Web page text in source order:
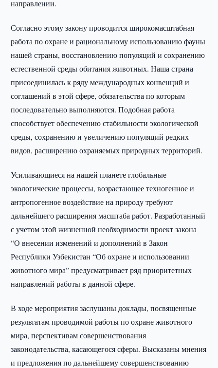
направлении.
Согласно этому закону проводится широкомасштабная
работа по охране и рациональному использованию фауны
нашей страны, восстановлению популяций и сохранению
естественной среды обитания животных. Наша страна
присоединилась к ряду международных конвенций и
соглашений в этой сфере, обязательства по которым
последовательно выполняются. Подобная работа
способствует обеспечению стабильности экологической
среды, сохранению и увеличению популяций редких
видов, расширению охраняемых природных территорий.
Усиливающиеся на нашей планете глобальные
экологические процессы, возрастающее техногенное и
антропогенное воздействие на природу требуют
дальнейшего расширения масштаба работ. Разработанный
с учетом этой жизненной необходимости проект закона
“О внесении изменений и дополнений в Закон
Республики Узбекистан “Об охране и использовании
животного мира” предусматривает ряд приоритетных
направлений работы в данной сфере.
В ходе мероприятия заслушаны доклады, посвященные
результатам проводимой работы по охране животного
мира, перспективам совершенствования
законодательства, касающегося сферы. Высказаны мнения
и предложения по дальнейшему совершенствованию